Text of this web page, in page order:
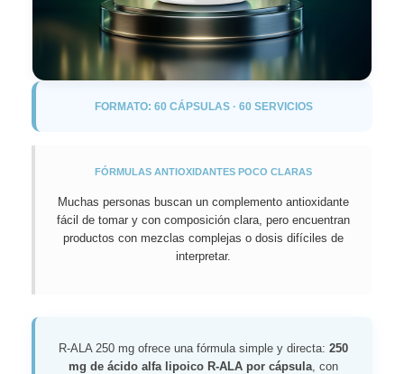
FORMATO: 60 CÁPSULAS · 60 SERVICIOS
FÓRMULAS ANTIOXIDANTES POCO CLARAS
Muchas personas buscan un complemento antioxidante
fácil de tomar y con composición clara, pero encuentran
productos con mezclas complejas o dosis difíciles de
interpretar.
R-ALA 250 mg ofrece una fórmula simple y directa:250
mg de ácido alfa lipoico R-ALA por cápsula, con